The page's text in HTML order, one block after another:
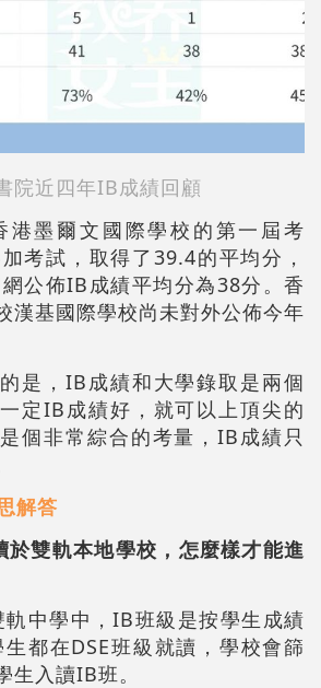
院近四年IB成績回顧
港墨爾文國際學校的第一屆考
考試，取得了39.4的平均分，
公佈IB成績平均分為38分。香
漢基國際學校尚未對外公佈今年
是，IB成績和大學錄取是兩個
定IB成績好，就可以上頂尖的
個非常綜合的考量，IB成績只
解答
於雙軌本地學校，怎麼樣才能進
軌中學中，IB班級是按學生成績
都在DSE班級就讀，學校會篩
生入讀IB班。